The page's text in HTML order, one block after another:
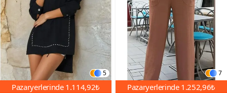
5
Pazaryerlerinde 1.114,92₺
7
Pazaryerlerinde 1.252,96₺